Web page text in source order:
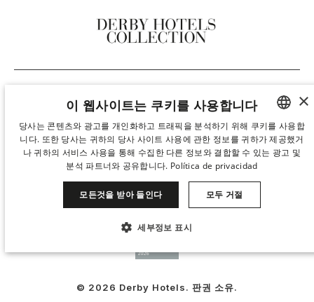
© 2026 Derby Hotels. 판권 소유.
SPANISH
ENGLISH
GERMAN
ITALIAN
CHINESE (SIMPLIFIED)
×
이 웹사이트는 쿠키를 사용합니다
당사는 콘텐츠와 광고를 개인화하고 트래픽을 분석하기 위해 쿠키를 사용합
니다. 또한 당사는 귀하의 당사 사이트 사용에 관한 정보를 귀하가 제공했거
나 귀하의 서비스 사용을 통해 수집한 다른 정보와 결합할 수 있는 광고 및
분석 파트너와 공유합니다. Política de privacidad
모든것을 받아 들인다 모두 거절
세부정보 표시
꼭 필요한 성능 타겟팅 기능성
분류되지 않음